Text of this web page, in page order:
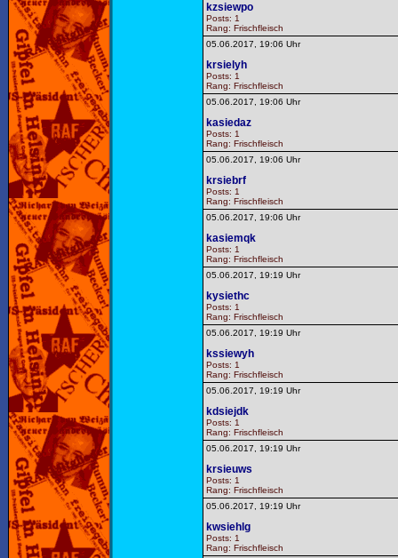
kzsiewpo
Posts: 1
Rang: Frischfleisch
05.06.2017, 19:06 Uhr
krsielyh
Posts: 1
Rang: Frischfleisch
05.06.2017, 19:06 Uhr
kasiedaz
Posts: 1
Rang: Frischfleisch
05.06.2017, 19:06 Uhr
krsiebrf
Posts: 1
Rang: Frischfleisch
05.06.2017, 19:06 Uhr
kasiemqk
Posts: 1
Rang: Frischfleisch
05.06.2017, 19:19 Uhr
kysiethc
Posts: 1
Rang: Frischfleisch
05.06.2017, 19:19 Uhr
kssiewyh
Posts: 1
Rang: Frischfleisch
05.06.2017, 19:19 Uhr
kdsiejdk
Posts: 1
Rang: Frischfleisch
05.06.2017, 19:19 Uhr
krsieuws
Posts: 1
Rang: Frischfleisch
05.06.2017, 19:19 Uhr
kwsiehlg
Posts: 1
Rang: Frischfleisch